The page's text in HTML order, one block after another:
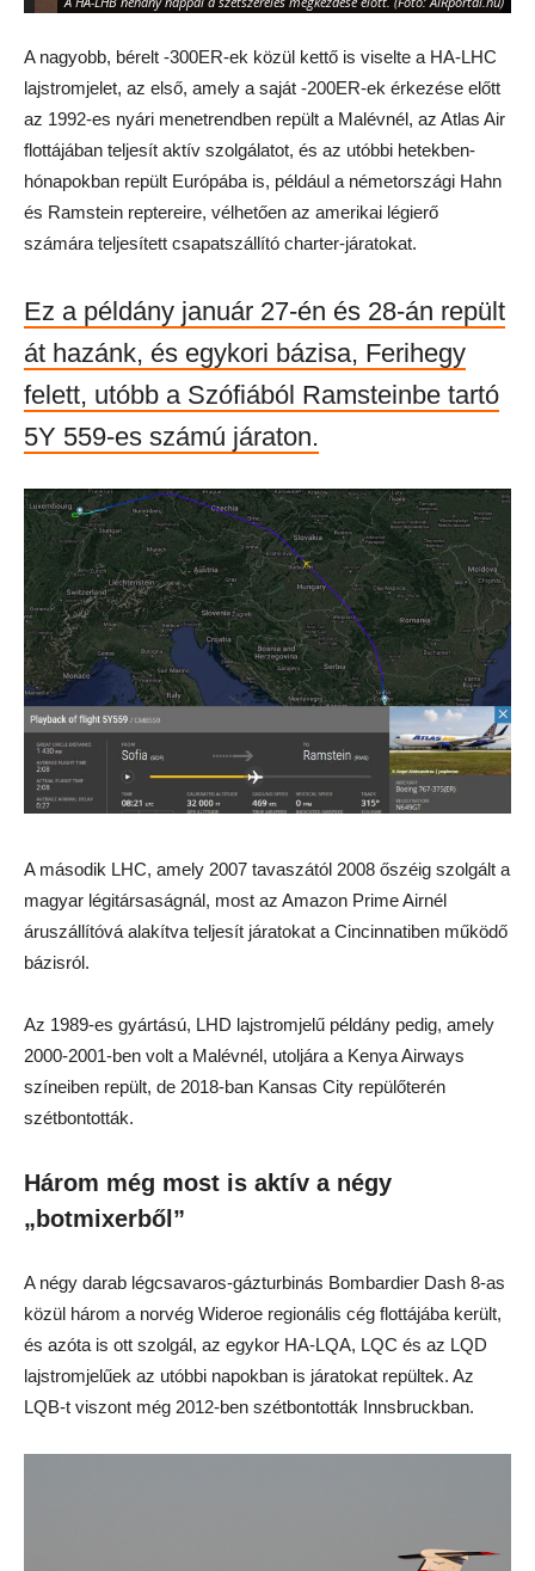
A nagyobb, bérelt -300ER-ek közül kettő is viselte a HA-LHC
lajstromjelet, az első, amely a saját -200ER-ek érkezése előtt
az 1992-es nyári menetrendben repült a Malévnél, az Atlas Air
flottájában teljesít aktív szolgálatot, és az utóbbi hetekben-
hónapokban repült Európába is, például a németországi Hahn
és Ramstein reptereire, vélhetően az amerikai légierő
számára teljesített csapatszállító charter-járatokat.
Ez a példány január 27-én és 28-án repült
át hazánk, és egykori bázisa, Ferihegy
felett, utóbb a Szófiából Ramsteinbe tartó
5Y 559-es számú járaton.
A második LHC, amely 2007 tavaszától 2008 őszéig szolgált a
magyar légitársaságnál, most az Amazon Prime Airnél
áruszállítóvá alakítva teljesít járatokat a Cincinnatiben működő
bázisról.
Az 1989-es gyártású, LHD lajstromjelű példány pedig, amely
2000-2001-ben volt a Malévnél, utoljára a Kenya Airways
színeiben repült, de 2018-ban Kansas City repülőterén
szétbontották.
Három még most is aktív a négy
„botmixerből”
A négy darab légcsavaros-gázturbinás Bombardier Dash 8-as
közül három a norvég Wideroe regionális cég flottájába került,
és azóta is ott szolgál, az egykor HA-LQA, LQC és az LQD
lajstromjelűek az utóbbi napokban is járatokat repültek. Az
LQB-t viszont még 2012-ben szétbontották Innsbruckban.